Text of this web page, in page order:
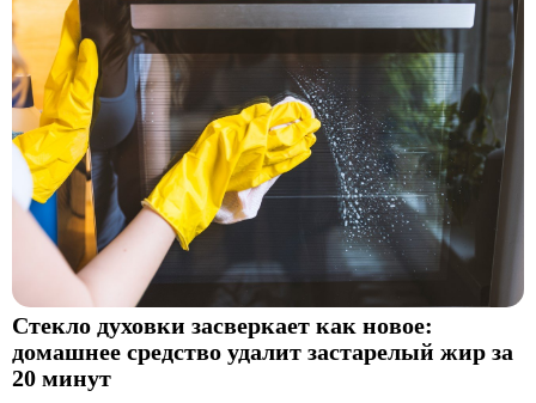
Стекло духовки засверкает как новое:
домашнее средство удалит застарелый жир за
20 минут